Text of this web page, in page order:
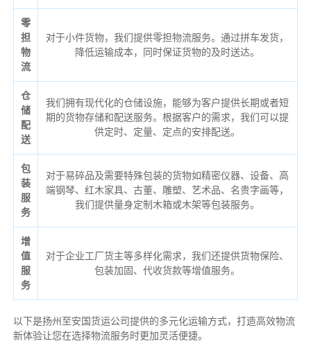
零
担
物
流
对于小件货物，我们提供零担物流服务。通过拼车发货，
降低运输成本，同时保证货物的及时送达。
仓
储
配
送
我们拥有现代化的仓储设施，能够为客户提供长期或者短
期的货物存储和配送服务。根据客户的需求，我们可以提
供定时、定量、定点的安排配送。
包
装
服
务
对于易碎品及需要特殊包装的货物如精密仪器、设备、高
端钢琴、红木家具、古董、雕塑、艺术品、名贵字画等，
我们提供量身定制木箱或木架等包装服务。
增
值
服
务
对于企业工厂货主等多样化需求，我们还提供货物保险、
包装加固、代收货款等增值服务。
以下是扬州至安国货运公司提供的多元化运输方式，打造高效物流
新体验让您在选择物流服务时更加灵活便捷。